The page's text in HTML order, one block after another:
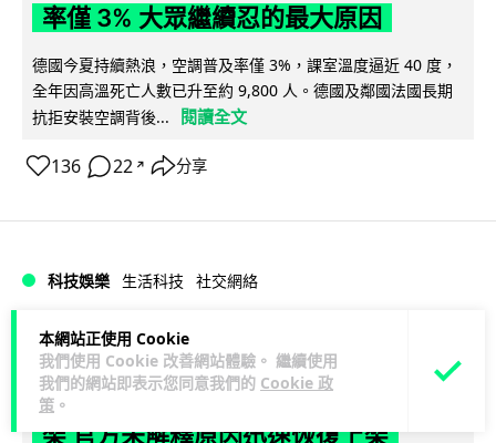
本網站正使用 Cookie
我們使用 Cookie 改善網站體驗。 繼續使用
我們的網站即表示您同意我們的 Cookie 政
策 。
率僅 3% 大眾繼續忍的最大原因
德國今夏持續熱浪，空調普及率僅 3%，課室溫度逼近 40 度，
全年因高溫死亡人數已升至約 9,800 人。德國及鄰國法國長期
抗拒安裝空調背後...
閱讀全文
136 22 ↗ 分享
科技娛樂 生活科技 社交網絡
Lawton 1 日
Telegram 一度從 Apple App Store 下
架 官方未解釋原因迅速恢復上架